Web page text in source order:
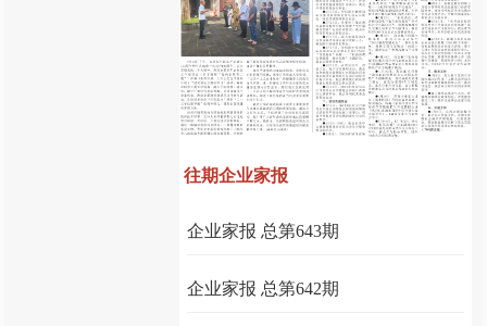
往期企业家报
企业家报 总第643期
企业家报 总第642期